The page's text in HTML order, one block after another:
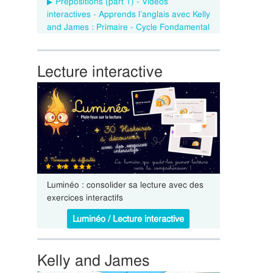
interactives - Apprends l’anglais avec Kelly
and James : Primaire - Cycle Fondamental
Lecture interactive
Luminéo : consolider sa lecture avec des
exercices interactifs
Luminéo / Lecture interactive
Kelly and James